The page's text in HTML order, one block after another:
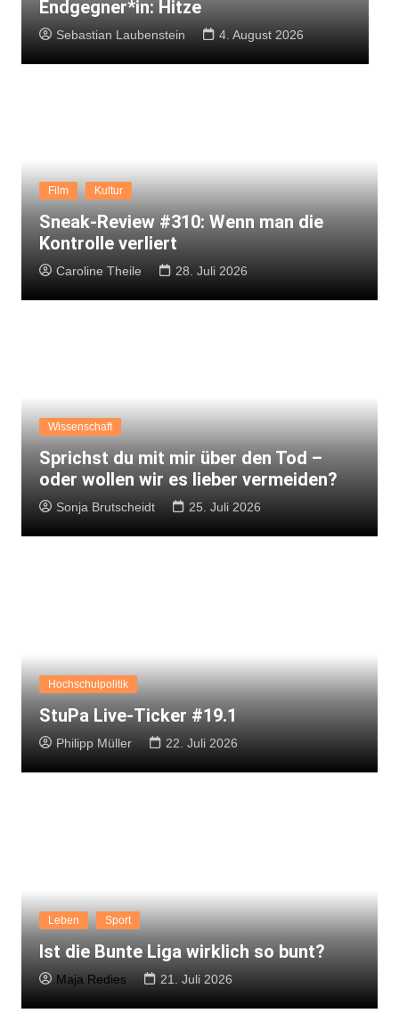
Endgegner*in: Hitze
Sebastian Laubenstein 4. August 2026
Film Kultur
Sneak-Review #310: Wenn man die
Kontrolle verliert
Caroline Theile 28. Juli 2026
Wissenschaft
Sprichst du mit mir über den Tod –
oder wollen wir es lieber vermeiden?
Sonja Brutscheidt 25. Juli 2026
Hochschulpolitik
StuPa Live-Ticker #19.1
Philipp Müller 22. Juli 2026
Leben Sport
Ist die Bunte Liga wirklich so bunt?
Maja Redies 21. Juli 2026